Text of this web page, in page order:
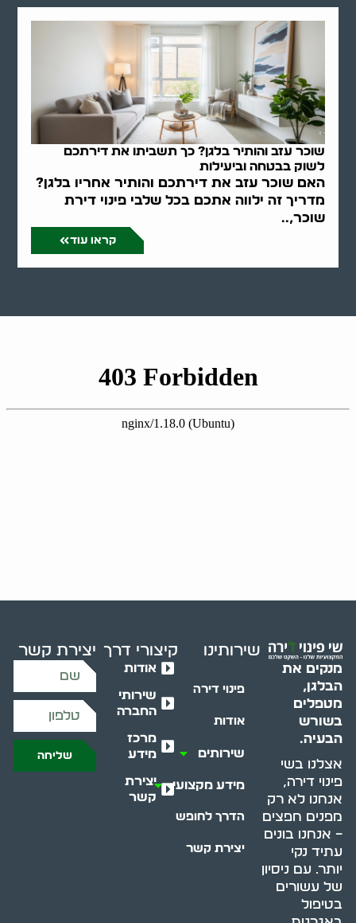
שוכר עזב והותיר בלגן? כך תשביתו את דירתכם
לשוק בבטחה וביעילות
האם שוכר עזב את דירתכם והותיר אחריו בלגן?
מדריך זה ילווה אתכם בכל שלבי פינוי דירת
שוכר,..
קראו עוד
מנקים את
הבלגן,
מטפלים
בשורש
הבעיה.
אצלנו בשי
פינוי דירה,
אנחנו לא רק
מפנים חפצים
– אנחנו בונים
עתיד נקי
יותר. עם ניסיון
של עשורים
בטיפול
שירותינו
פינוי דירה
אודות
שירותים
מידע מקצועי
הדרך לחופש
יצירת קשר
קיצורי דרך
אודות
שירותי
החברה
מרכז
מידע
יצירת
קשר
יצירת קשר
שליחה